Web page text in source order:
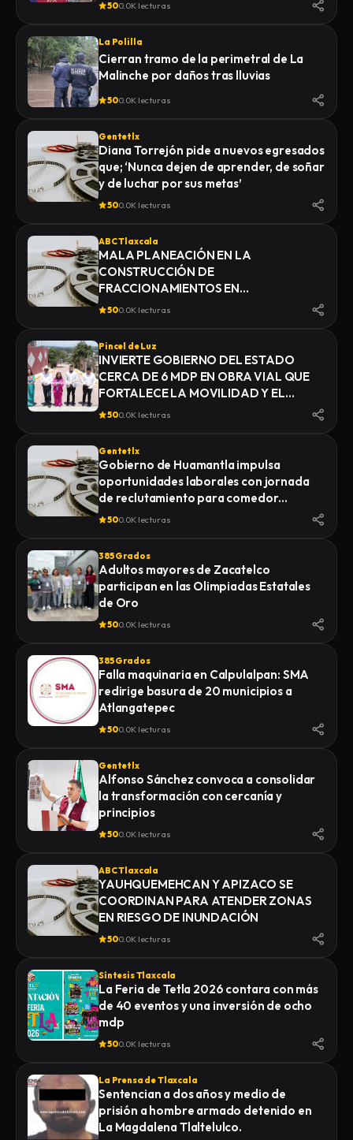
500.0K lecturas
La Polilla
Cierran tramo de la perimetral de La
Malinche por daños tras lluvias
500.0K lecturas
Gentetlx
Diana Torrejón pide a nuevos egresados
que; ‘Nunca dejen de aprender, de soñar
y de luchar por sus metas’
500.0K lecturas
ABC Tlaxcala
MALA PLANEACIÓN EN LA
CONSTRUCCIÓN DE
FRACCIONAMIENTOS EN
YAUHQUEMEHCAN GENERA QUE
500.0K lecturas
Pincel de Luz
INVIERTE GOBIERNO DEL ESTADO
CERCA DE 6 MDP EN OBRA VIAL QUE
FORTALECE LA MOVILIDAD Y EL
DESARROLLO DE YAUHQUEMEHCAN
500.0K lecturas
Gentetlx
Gobierno de Huamantla impulsa
oportunidades laborales con jornada
de reclutamiento para comedor
industrial
500.0K lecturas
385 Grados
Adultos mayores de Zacatelco
participan en las Olimpiadas Estatales
de Oro
500.0K lecturas
385 Grados
Falla maquinaria en Calpulalpan: SMA
redirige basura de 20 municipios a
Atlangatepec
500.0K lecturas
Gentetlx
Alfonso Sánchez convoca a consolidar
la transformación con cercanía y
principios
500.0K lecturas
ABC Tlaxcala
YAUHQUEMEHCAN Y APIZACO SE
COORDINAN PARA ATENDER ZONAS
EN RIESGO DE INUNDACIÓN
500.0K lecturas
Síntesis Tlaxcala
La Feria de Tetla 2026 contara con más
de 40 eventos y una inversión de ocho
mdp
500.0K lecturas
La Prensa de Tlaxcala
Sentencian a dos años y medio de
prisión a hombre armado detenido en
La Magdalena Tlaltelulco.